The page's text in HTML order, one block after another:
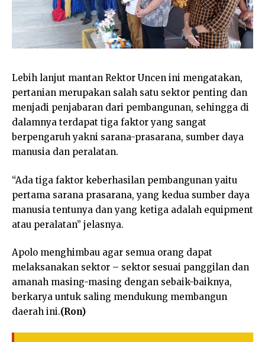
Lebih lanjut mantan Rektor Uncen ini mengatakan,
pertanian merupakan salah satu sektor penting dan
menjadi penjabaran dari pembangunan, sehingga di
dalamnya terdapat tiga faktor yang sangat
berpengaruh yakni sarana-prasarana, sumber daya
manusia dan peralatan.
“Ada tiga faktor keberhasilan pembangunan yaitu
pertama sarana prasarana, yang kedua sumber daya
manusia tentunya dan yang ketiga adalah equipment
atau peralatan” jelasnya.
Apolo menghimbau agar semua orang dapat
melaksanakan sektor – sektor sesuai panggilan dan
amanah masing-masing dengan sebaik-baiknya,
berkarya untuk saling mendukung membangun
daerah ini.(Ron)